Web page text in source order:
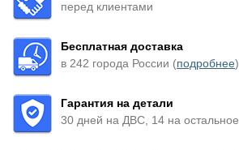
перед клиентами
Бесплатная доставка
в 242 города России (подробнее)
Гарантия на детали
30 дней на ДВС, 14 на остальное